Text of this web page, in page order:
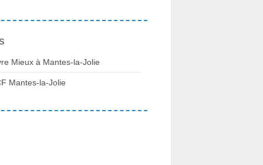
Mieux à Mantes-la-Jolie
Mantes-la-Jolie